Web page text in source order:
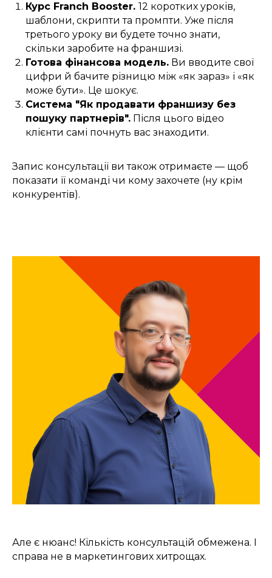
Курс Franch Booster. 12 коротких уроків,
шаблони, скрипти та промпти. Уже після
третього уроку ви будете точно знати,
скільки заробите на франшизі.
Готова фінансова модель. Ви вводите свої
цифри й бачите різницю між «як зараз» і «як
може бути». Це шокує.
Система "Як продавати франшизу без
пошуку партнерів". Після цього відео
клієнти самі почнуть вас знаходити.
Запис консультації ви також отримаєте — щоб
показати її команді чи кому захочете (ну крім
конкурентів).
Але є нюанс! Кількість консультацій обмежена. І
справа не в маркетингових хитрощах.